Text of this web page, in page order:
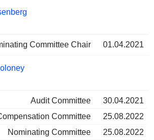
Committee Chair 01.04.2021
Audit Committee
30.04.2021
Committee
25.08.2022
Nominating Committee
25.08.2022